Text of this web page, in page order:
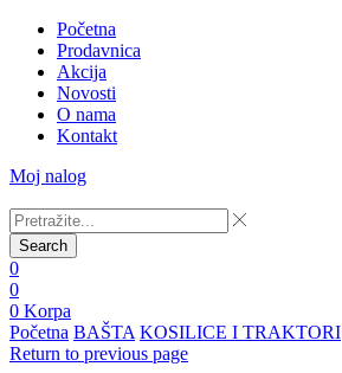
Početna
Prodavnica
Akcija
Novosti
O nama
Kontakt
Moj nalog
Search
0
0
0 Korpa
Početna BAŠTA KOSILICE I TRAKTORI
Return to previous page